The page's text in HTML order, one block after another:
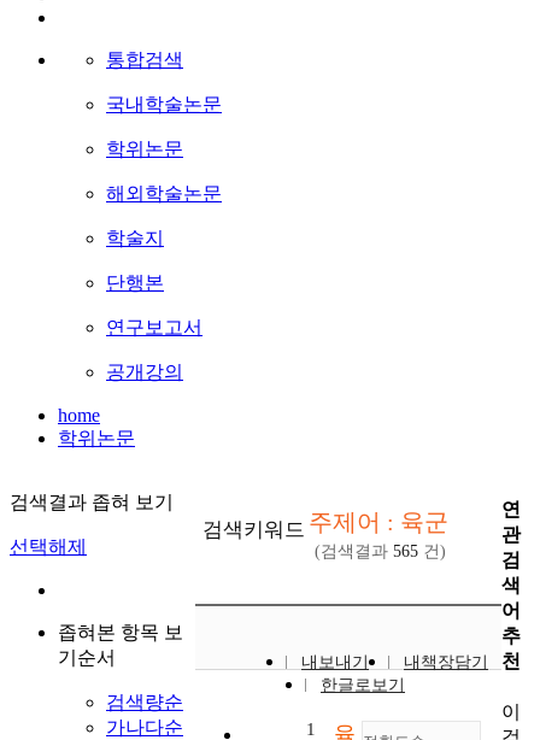
통합검색
국내학술논문
학위논문
해외학술논문
학술지
단행본
연구보고서
공개강의
home
학위논문
검색결과 좁혀 보기
선택해제
좁혀본 항목 보
기순서
검색량순
가나다순
검색키워드 주제어 : 육군
(검색결과 565 건)
내보내기
내책장담기
한글로보기
1
육
연
관
검
색
어
추
천
이